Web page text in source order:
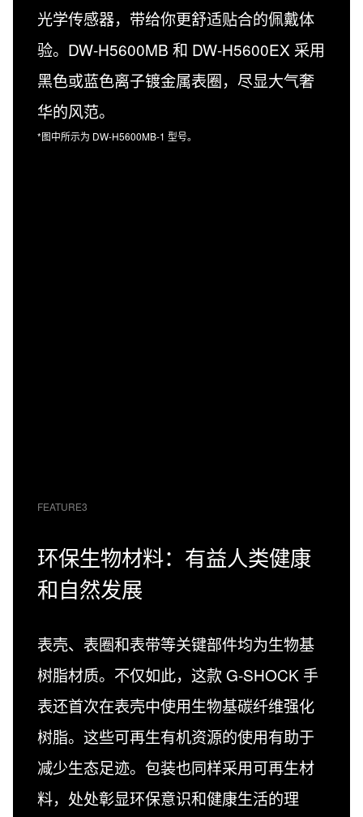
光学传感器，带给你更舒适贴合的佩戴体
验。DW-H5600MB 和 DW-H5600EX 采用
黑色或蓝色离子镀金属表圈，尽显大气奢
华的风范。
*图中所示为 DW-H5600MB-1 型号。
FEATURE3
环保生物材料：有益人类健康
和自然发展
表壳、表圈和表带等关键部件均为生物基
树脂材质。不仅如此，这款 G-SHOCK 手
表还首次在表壳中使用生物基碳纤维强化
树脂。这些可再生有机资源的使用有助于
减少生态足迹。包装也同样采用可再生材
料，处处彰显环保意识和健康生活的理